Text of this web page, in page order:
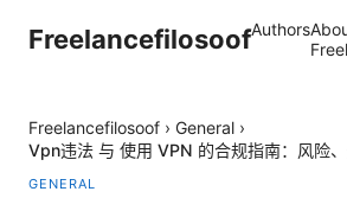
FreelancefilosoofAuthors
Freelancefilosoof › General ›
Vpn违法 与 使用 VPN 的合规指南：风险
GENERAL